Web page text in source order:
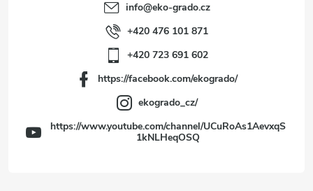
info@eko-grado.cz
+420 476 101 871
+420 723 691 602
https://facebook.com/ekogrado/
ekogrado_cz/
https://www.youtube.com/channel/UCuRoAs1AevxqS
1kNLHeqOSQ